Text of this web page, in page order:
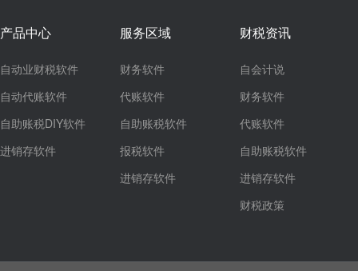
产品中心
自动业财税软件
自动代账软件
自助账税DIY软件
进销存软件
服务区域
财务软件
代账软件
自助账税软件
报税软件
进销存软件
财税资讯
自会计说
财务软件
代账软件
自助账税软件
进销存软件
财税政策